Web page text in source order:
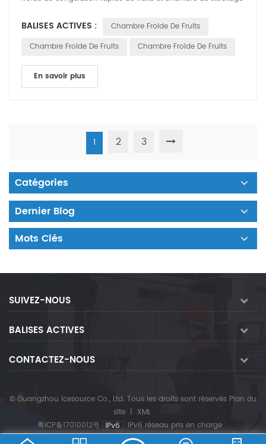
BALISES ACTIVES :
Chambre Froide De Fruits
Chambre Froide De Fruits
Chambre Froide De Fruits
En savoir plus
1 2 3
Catégories
Dernier Blog
Mots Clés
SUIVEZ-NOUS
BALISES ACTIVES
CONTACTEZ-NOUS
© Guangzhou Icesource Co., Ltd. Tous les droits sont réservés Plan du
site | XML
粤ICP备17010012号
IPv6 réseau pris en charge